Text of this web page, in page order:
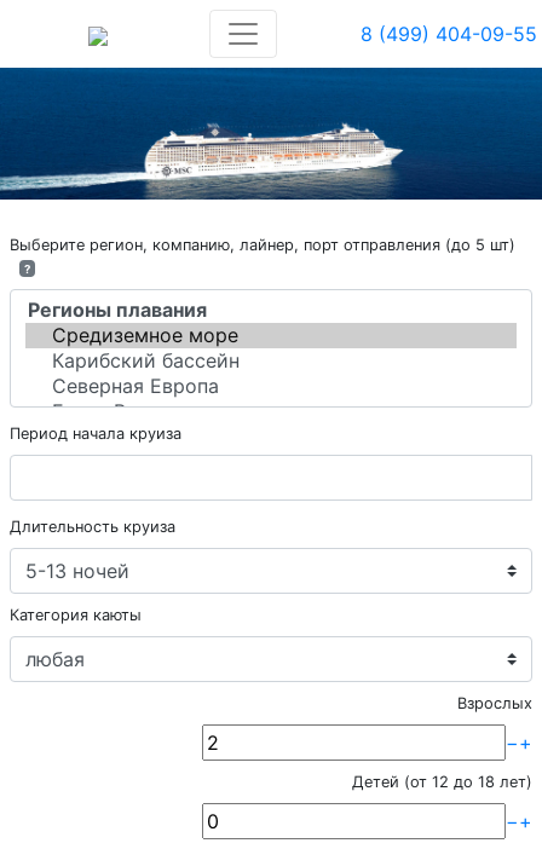
8 (499) 404-09-55
Выберите регион, компанию, лайнер, порт отправления (до 5 шт)
?
Период начала круиза
Длительность круиза
Категория каюты
Взрослых
−+
Детей (от 12 до 18 лет)
−+